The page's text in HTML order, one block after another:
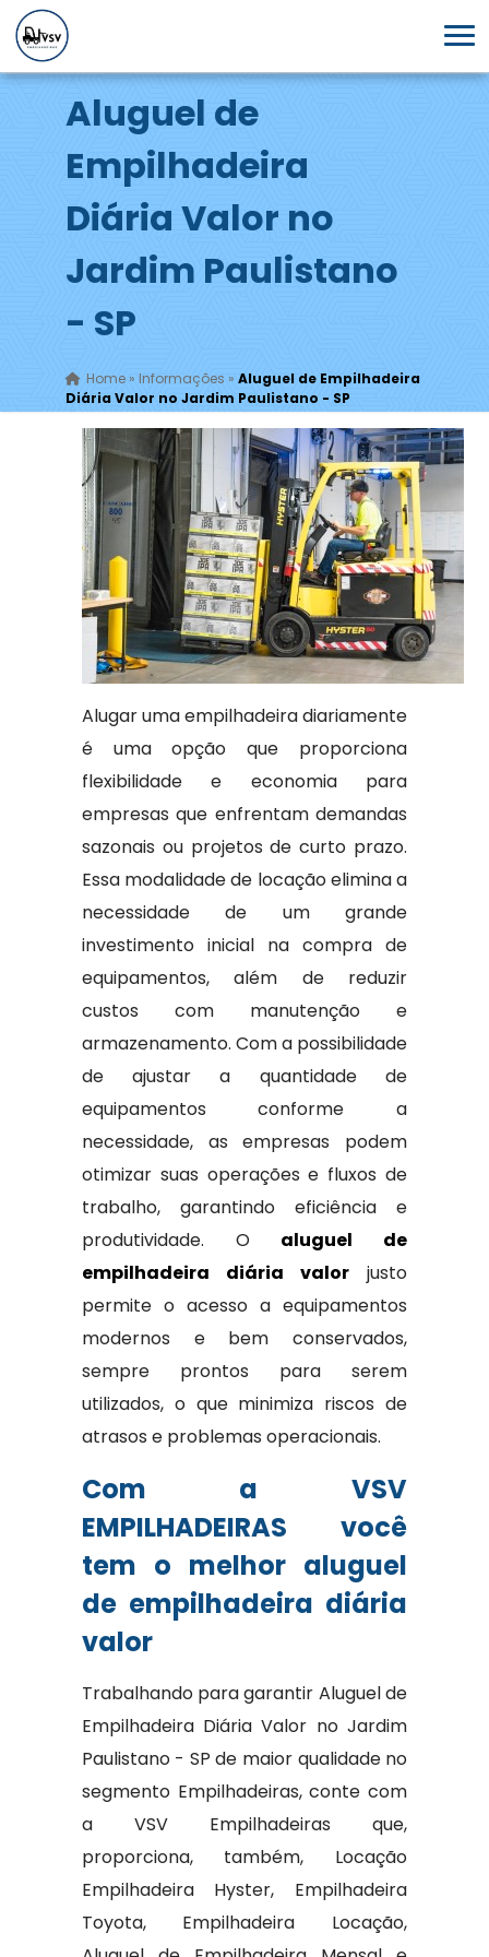
Aluguel de
Empilhadeira
Diária Valor no
Jardim Paulistano
- SP
Home» Informações » Aluguel de Empilhadeira
Diária Valor no Jardim Paulistano - SP
Alugar uma empilhadeira diariamente
é uma opção que proporciona
flexibilidade e economia para
empresas que enfrentam demandas
sazonais ou projetos de curto prazo.
Essa modalidade de locação elimina a
necessidade de um grande
investimento inicial na compra de
equipamentos, além de reduzir
custos com manutenção e
armazenamento. Com a possibilidade
de ajustar a quantidade de
equipamentos conforme a
necessidade, as empresas podem
otimizar suas operações e fluxos de
trabalho, garantindo eficiência e
produtividade. O aluguel de
empilhadeira diária valor justo
permite o acesso a equipamentos
modernos e bem conservados,
sempre prontos para serem
utilizados, o que minimiza riscos de
atrasos e problemas operacionais.
Com a VSV
EMPILHADEIRAS você
tem o melhor aluguel
de empilhadeira diária
valor
Trabalhando para garantir Aluguel de
Empilhadeira Diária Valor no Jardim
Paulistano - SP de maior qualidade no
segmento Empilhadeiras, conte com
a VSV Empilhadeiras que,
proporciona, também, Locação
Empilhadeira Hyster, Empilhadeira
Toyota, Empilhadeira Locação,